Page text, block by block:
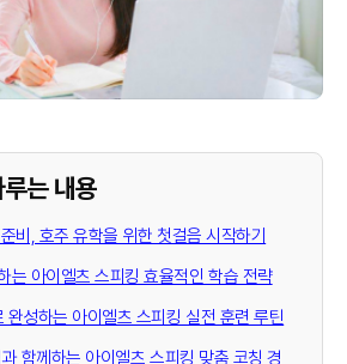
는 내용
비, 호주 유학을 위한 첫걸음 시작하기
는 아이엘츠 스피킹 효율적인 학습 전략
성하는 아이엘츠 스피킹 실전 훈련 루틴
함께하는 아이엘츠 스피킹 맞춤 코칭 경